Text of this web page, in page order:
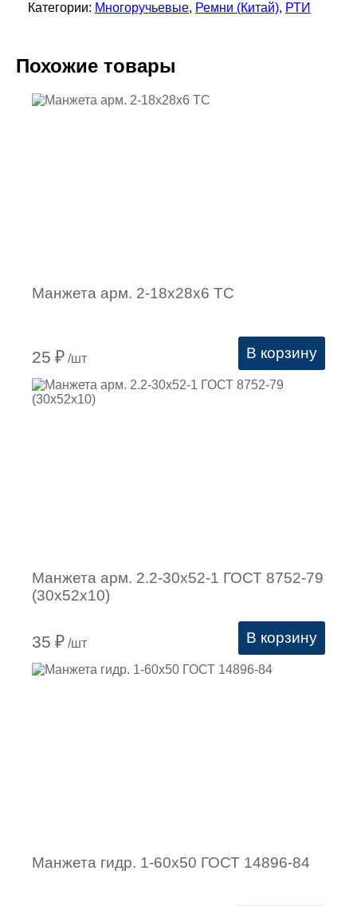
Категории: Многоручьевые, Ремни (Китай), РТИ
Похожие товары
Манжета арм. 2-18х28х6 ТС
25 ₽ /шт В корзину
Манжета арм. 2.2-30х52-1 ГОСТ 8752-79
(30х52х10)
35 ₽ /шт В корзину
Манжета гидр. 1-60х50 ГОСТ 14896-84